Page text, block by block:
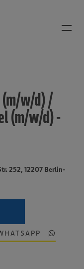
w/d) /
(m/w/d) -
252, 12207 Berlin-